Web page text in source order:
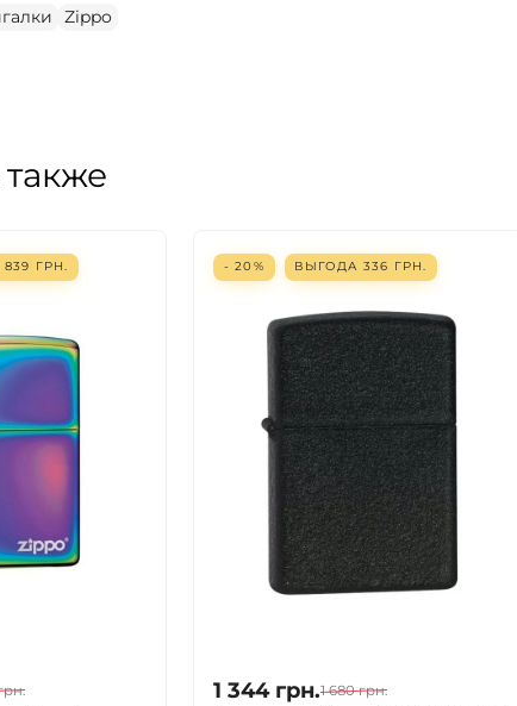
Zippo
839 ГРН. - 20% ВЫГОДА 336 ГРН.
1 344 грн.1 680 грн.